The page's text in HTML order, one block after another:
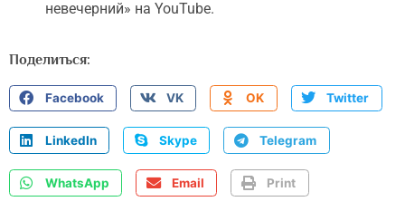
невечерний» на YouTube.
Поделиться:
Facebook VK OK Twitter
LinkedIn Skype Telegram
WhatsApp Email Print